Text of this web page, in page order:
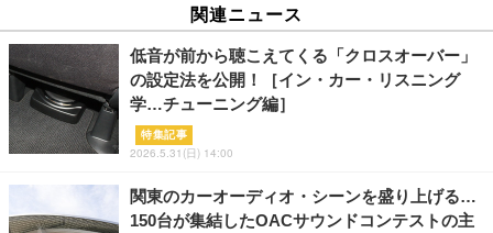
関連ニュース
低音が前から聴こえてくる「クロスオーバー」
の設定法を公開！［イン・カー・リスニング
学…チューニング編］
特集記事
2026.5.31(日) 14:00
関東のカーオーディオ・シーンを盛り上げる…
150台が集結したOACサウンドコンテストの主